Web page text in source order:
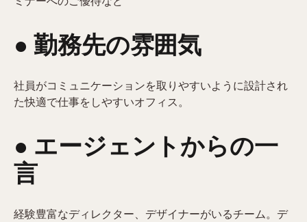
● 勤務先の雰囲気
社員がコミュニケーションを取りやすいように設計され
た快適で仕事をしやすいオフィス。
● エージェントからの一
言
経験豊富なディレクター、デザイナーがいるチーム。デ